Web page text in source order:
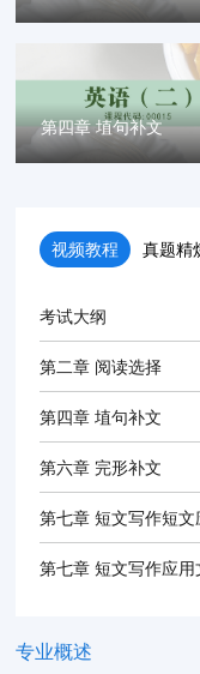
第四章 埴句补文
视频教程 真题精
考试大纲
第二章 阅读选择
第四章 埴句补文
第六章 完形补文
第七章 短文写作短文
第七章 短文写作应用
专业概述